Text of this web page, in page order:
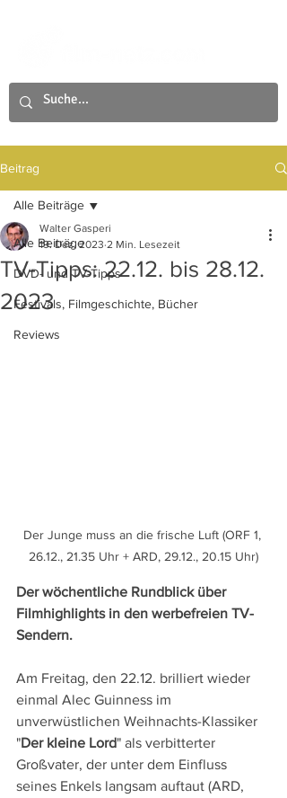
Beitrag
Alle Beiträge
DVD- und TV-Tipps
Festivals, Filmgeschichte, Bücher
Reviews
Alle Beiträge
TV-Tipps: 22.12. bis 28.12.
2023
Walter Gasperi
19. Dez. 2023 2 Min. Lesezeit
Der Junge muss an die frische Luft (ORF 1,
26.12., 21.35 Uhr + ARD, 29.12., 20.15 Uhr)
Der wöchentliche Rundblick über
Filmhighlights in den werbefreien TV-
Sendern.
Am Freitag, den 22.12. brilliert wieder
einmal Alec Guinness im
unverwüstlichen Weihnachts-Klassiker
"Der kleine Lord" als verbitterter
Großvater, der unter dem Einfluss
seines Enkels langsam auftaut (ARD,